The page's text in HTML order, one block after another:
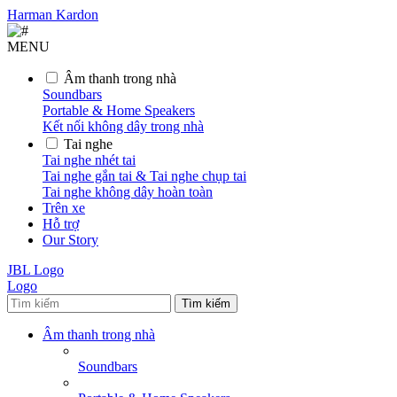
Harman Kardon
MENU
Âm thanh trong nhà
Soundbars
Portable & Home Speakers
Kết nối không dây trong nhà
Tai nghe
Tai nghe nhét tai
Tai nghe gắn tai & Tai nghe chụp tai
Tai nghe không dây hoàn toàn
Trên xe
Hỗ trợ
Our Story
JBL Logo
Logo
Tìm kiếm
Âm thanh trong nhà
Soundbars